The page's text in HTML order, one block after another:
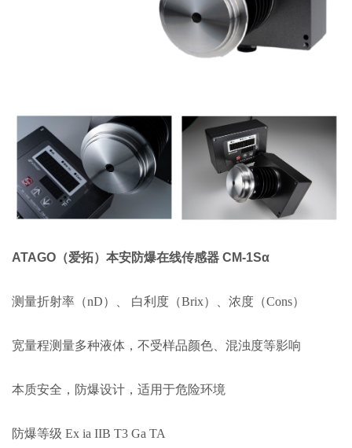
ATAGO（爱拓）本安防爆在线传感器 CM-1Sα
测量折射率（nD）、 白利度（Brix）、浓度（Cons）
宽量程测量多种液体，不受样品颜色、混浊度等影响
本质安全，防爆设计，适用于危险环境
防爆等级 Ex ia IIB T3 Ga TA